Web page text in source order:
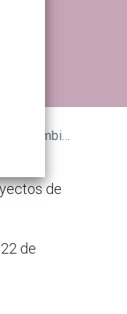
ánimo de lucro
de
de